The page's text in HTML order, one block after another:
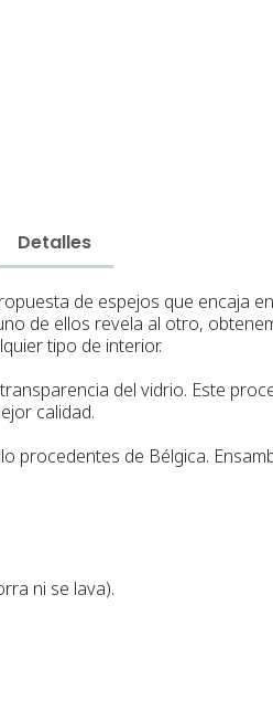
Detalles
de espejos que encaja
de ellos revela al otro,
tipo de interior.
del vidrio. Este
calidad.
procedentes de Bélgica.
ni se lava).